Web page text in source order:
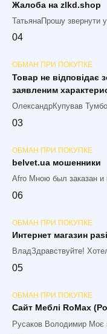
Жалоба на zlkd.shop
ТатьянаПрошу звернути
04
ОБМАН ПРИ ПОКУПКЕ
Товар не відповідає
заявленим
ОлександрКупував
03
ОБМАН ПРИ ПОКУПКЕ
belvet.ua мошенники
Afro Мною был заказан и
06
ОБМАН ПРИ ПОКУПКЕ
Интернет магазин
ВладЗдравствуйте!
05
ОБМАН ПРИ ПОКУПКЕ
Сайт Меблі RoMax
Русаков Володимир Моє